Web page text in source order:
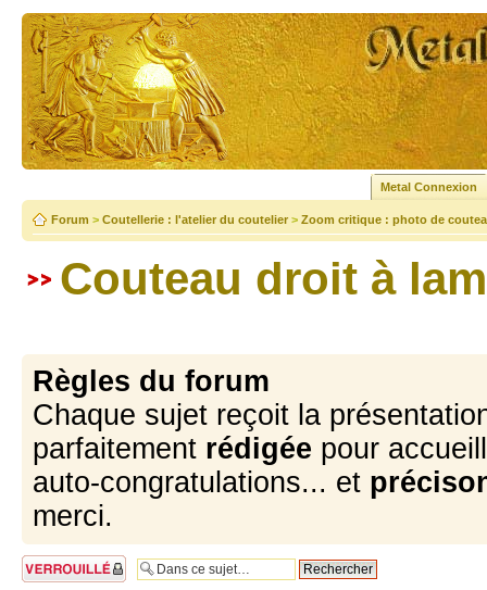
Metal Connexion
Forum > Coutellerie : l'atelier du coutelier > Zoom critique : photo de
Couteau droit à
Règles du forum
Chaque sujet reçoit la
parfaitement rédigée pour
auto-congratulations... et
merci.
Sujet verrouillé